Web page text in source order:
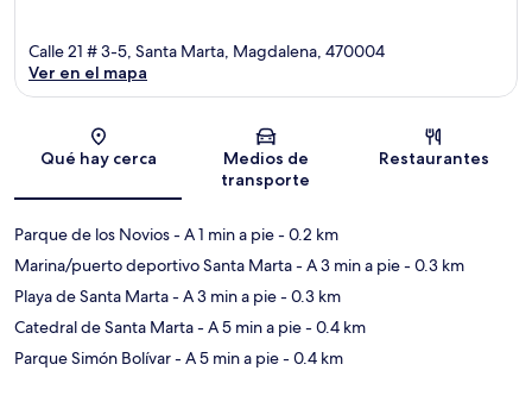
Sección del mapa
Calle 21 # 3-5, Santa Marta, Magdalena, 470004
Ver en el mapa
Qué hay cerca
Medios de
transporte
Restaurantes
Parque de los Novios- A 1 min a pie- 0.2 km
Marina/puerto deportivo Santa Marta- A 3 min a pie- 0.3 km
Playa de Santa Marta- A 3 min a pie- 0.3 km
Catedral de Santa Marta- A 5 min a pie- 0.4 km
Parque Simón Bolívar- A 5 min a pie- 0.4 km